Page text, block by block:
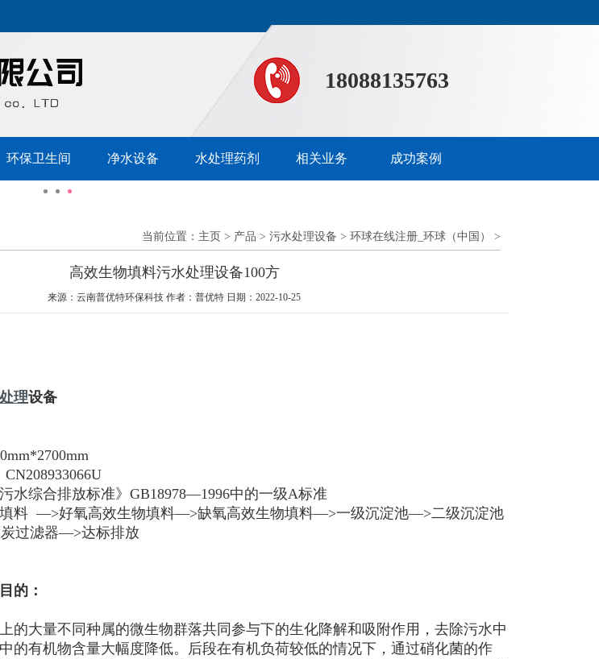
18088135763
环保卫生间 净水设备 水处理药剂 相关业务 成功案例
当前位置： 主页 > 产品 > 污水处理设备 > 环球在线注册_环球（中国） >
高效生物填料污水处理设备100方
来源：云南普优特环保科技 作者：普优特 日期：2022-10-25
理设备
水综合排放标准》GB18978—1996中的一级A标准
料 —>好氧高效生物填料—>缺氧高效生物填料—>一级沉淀池—>二级沉淀池
过滤器—>达标排放
的：
的大量不同种属的微生物群落共同参与下的生化降解和吸附作用，去除污水中
的有机物含量大幅度降低。后段在有机负荷较低的情况下，通过硝化菌的作